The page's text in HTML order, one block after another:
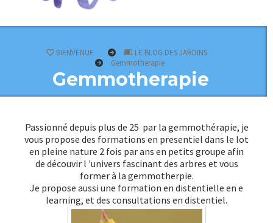
BIENVENUE
LE BLOG DES JARDINS
Gemmotherapie
Gemmotherapie
Passionné depuis plus de 25 par la gemmothérapie, je
vous propose des formations en presentiel dans le lot
en pleine nature 2 fois par ans en petits groupe afin
de découvir l 'univers fascinant des arbres et vous
former à la gemmotherpie.
Je propose aussi une formation en distentielle en e
learning, et des consultations en distentiel.